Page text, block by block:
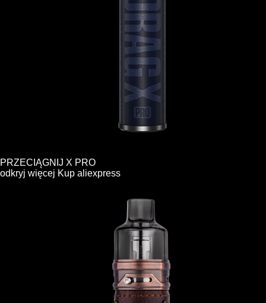
PRZECIĄGNIJ X PRO
odkryj więcej Kup aliexpress